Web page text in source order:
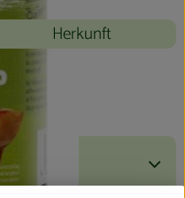
Herkunft